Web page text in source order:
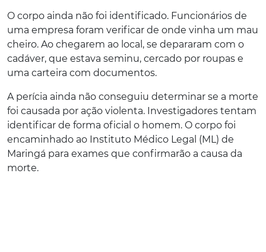
O corpo ainda não foi identificado. Funcionários de
uma empresa foram verificar de onde vinha um mau
cheiro. Ao chegarem ao local, se depararam com o
cadáver, que estava seminu, cercado por roupas e
uma carteira com documentos.
A perícia ainda não conseguiu determinar se a morte
foi causada por ação violenta. Investigadores tentam
identificar de forma oficial o homem. O corpo foi
encaminhado ao Instituto Médico Legal (ML) de
Maringá para exames que confirmarão a causa da
morte.